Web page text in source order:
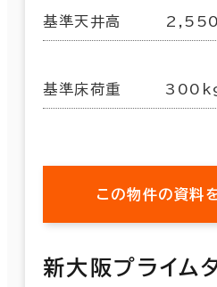
基準天井高
基準床荷重
この物件の資料
新大阪プライム